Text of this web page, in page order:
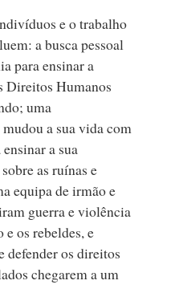
e o trabalho
a busca pessoal
para ensinar a
Direitos Humanos
uma
a sua vida com
a sua
as ruínas e
equipa de irmão e
guerra e violência
os rebeldes, e
defender os direitos
chegarem a um